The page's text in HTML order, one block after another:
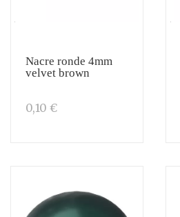
Nacre ronde 4mm
velvet brown
0,10 €